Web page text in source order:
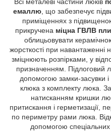
емаллю , що забезпечує
приміщеннях з
прикручена міцна ГВЛВ
облицьовувати
жорсткості при
зміцнюють розпірками, у
призначенням. Підлоговий
допомогою замки-засувки
клюка з комплекту люка.
натисканням кришки
притискання і герметизації,
по периметру рами люка.
допомогою